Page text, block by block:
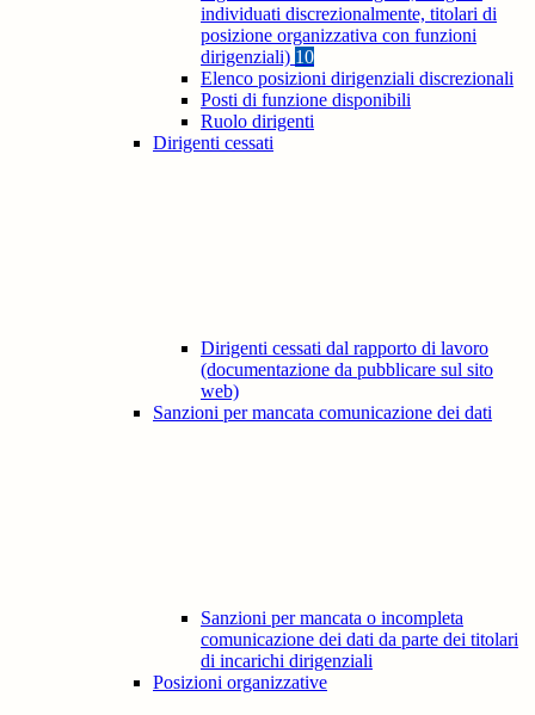
individuati discrezionalmente, titolari di
posizione organizzativa con funzioni
dirigenziali) 10
Elenco posizioni dirigenziali discrezionali
Posti di funzione disponibili
Ruolo dirigenti
Dirigenti cessati
Dirigenti cessati dal rapporto di lavoro
(documentazione da pubblicare sul sito
web)
Sanzioni per mancata comunicazione dei dati
Sanzioni per mancata o incompleta
comunicazione dei dati da parte dei titolari
di incarichi dirigenziali
Posizioni organizzative